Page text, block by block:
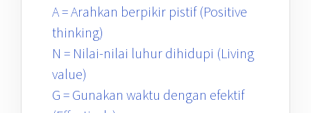
A = Arahkan berpikir pistif (Positive
thinking)
N = Nilai-nilai luhur dihidupi (Living
value)
G = Gunakan waktu dengan efektif